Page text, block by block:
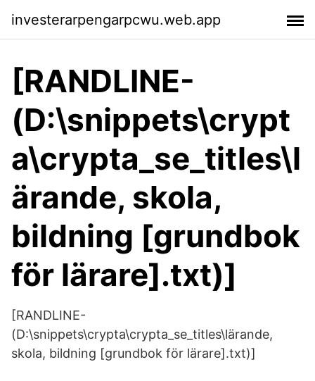
investerarpengarpcwu.web.app
[RANDLINE-
(D:\snippets\crypt
a\crypta_se_titles\l
ärande, skola,
bildning [grundbok
för lärare].txt)]
[RANDLINE-
(D:\snippets\crypta\crypta_se_titles\lärande,
skola, bildning [grundbok för lärare].txt)]